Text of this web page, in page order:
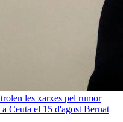
les xarxes pel rumor
Ceuta el 15 d'agost Bernat